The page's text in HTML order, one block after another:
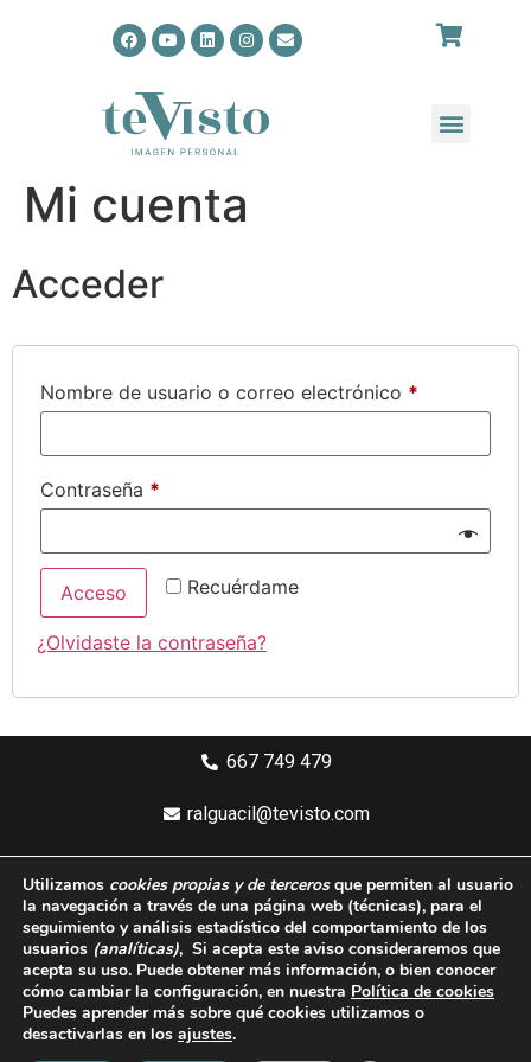
Mi cuenta
Acceder
Nombre de usuario o correo electrónico *
Contraseña *
Recuérdame
Acceso
¿Olvidaste la contraseña?
667 749 479
ralguacil@tevisto.com
Aviso legal
Política de privacidad
Política de cookies
Condiciones generales de compra
Utilizamos cookies propias y de tercerosque permiten al usuario
la navegación a través de una página web (técnicas), para el
seguimiento y análisis estadístico del comportamiento de los
usuarios (analíticas), Si acepta este aviso consideraremos que
acepta su uso. Puede obtener más información, o bien conocer
cómo cambiar la configuración, en nuestra Política de cookies
Puedes aprender más sobre qué cookies utilizamos o
desactivarlas en los ajustes.